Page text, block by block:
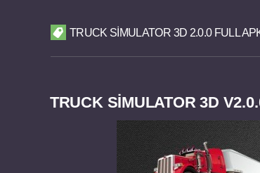
TRUCK SIMULATOR 3D 2.0.0 FULL
TRUCK SIMULATOR 3D